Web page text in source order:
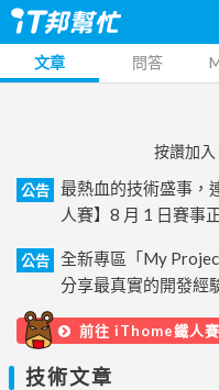
文章 問答
按讚加
公告
最熱血的技術盛事，
人賽】8 月 1 日賽事
公告
全新專區「My
分享最真實的開發經
前往 iThome鐵人賽
技術文章